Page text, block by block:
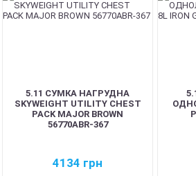
5.11 СУМКА НАГРУДНА
SKYWEIGHT UTILITY CHEST
PACK MAJOR BROWN
56770ABR-367
4134 грн